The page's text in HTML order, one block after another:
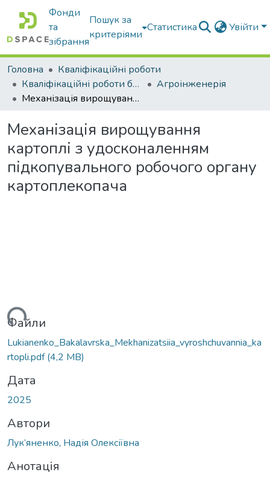
Фонди
та
зібрання
Пошук за
критеріями
Статистика Увійти
Головна
Кваліфікаційні роботи
Кваліфікаційні роботи бакалаврів
Агроінженерія
Механізація вирощування картоплі з удосконаленням підкопувального робочого органу картоплекопача
Механізація вирощування
картоплі з удосконаленням
підкопувального робочого органу
картоплекопача
Файли
Lukianenko_Bakalavrska_Mekhanizatsiia_vyroshchuvannia_ka
rtopli.pdf(4,2 MB)
Дата
2025
Автори
Лук’яненко, Надія Олексіївна
Анотація